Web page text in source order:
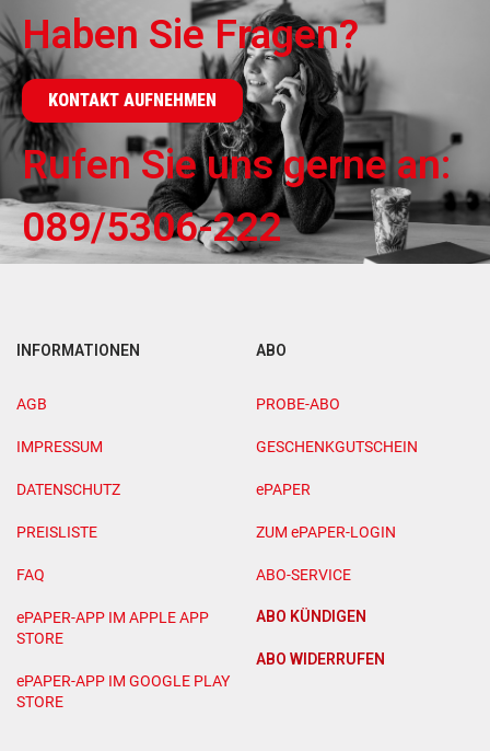
Haben Sie Fragen?
KONTAKT AUFNEHMEN
Rufen Sie uns gerne an:
089/5306-222
INFORMATIONEN
AGB
IMPRESSUM
DATENSCHUTZ
PREISLISTE
FAQ
ePAPER-APP IM APPLE APP
STORE
ePAPER-APP IM GOOGLE PLAY
STORE
ABO
PROBE-ABO
GESCHENKGUTSCHEIN
ePAPER
ZUM ePAPER-LOGIN
ABO-SERVICE
ABO KÜNDIGEN
ABO WIDERRUFEN